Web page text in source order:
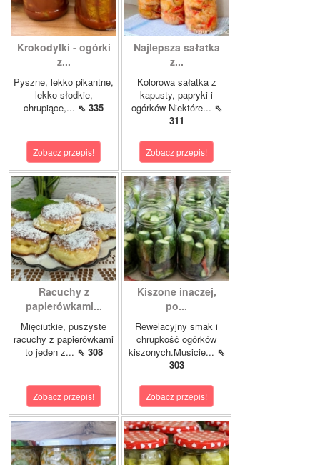
Krokodylki - ogórki
z...
Pyszne, lekko pikantne,
lekko słodkie,
chrupiące,... ⇖ 335
Zobacz przepis!
Najlepsza sałatka
z...
Kolorowa sałatka z
kapusty, papryki i
ogórków Niektóre... ⇖
311
Zobacz przepis!
Racuchy z
papierówkami...
Mięciutkie, puszyste
racuchy z papierówkami
to jeden z... ⇖ 308
Zobacz przepis!
Kiszone inaczej,
po...
Rewelacyjny smak i
chrupkość ogórków
kiszonych.Musicie... ⇖
303
Zobacz przepis!